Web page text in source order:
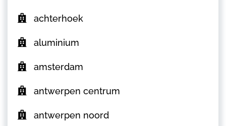
achterhoek
aluminium
amsterdam
antwerpen centrum
antwerpen noord